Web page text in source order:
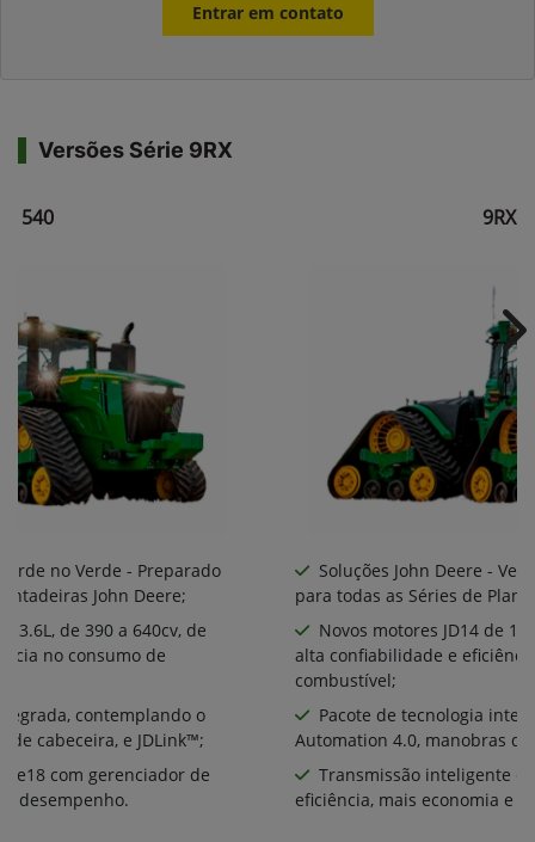
Entrar em contato
Versões Série 9RX
540
no Verde - Preparado
John Deere;
de 390 a 640cv, de
no consumo de
contemplando o
de cabeceira, e JDLink™;
e18 com gerenciador de
desempenho.
9RX
Soluções John Deere -
para todas as Séries de
Novos motores JD14 de
alta confiabilidade e
combustível;
Pacote de tecnologia
Automation 4.0, manobras
Transmissão inteligente
eficiência, mais economia e